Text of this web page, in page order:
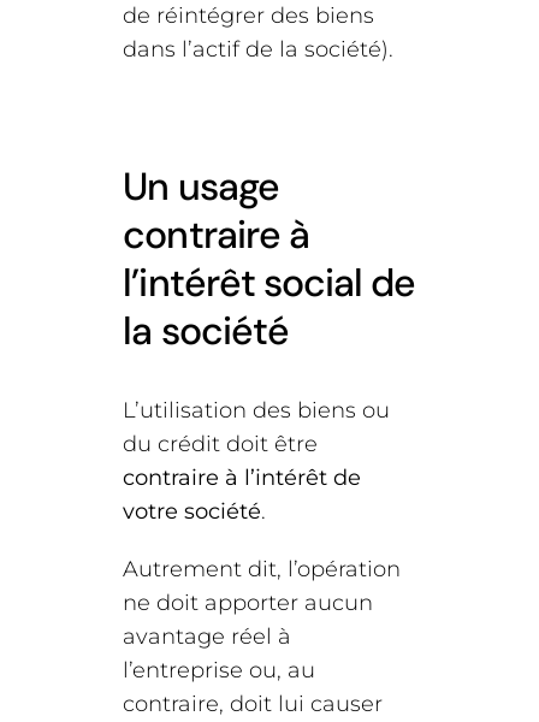
de réintégrer des biens
dans l’actif de la société).
Un usage
contraire à
l’intérêt social de
la société
L’utilisation des biens ou
du crédit doit être
contraire à l’intérêt de
votre société.
Autrement dit, l’opération
ne doit apporter aucun
avantage réel à
l’entreprise ou, au
contraire, doit lui causer